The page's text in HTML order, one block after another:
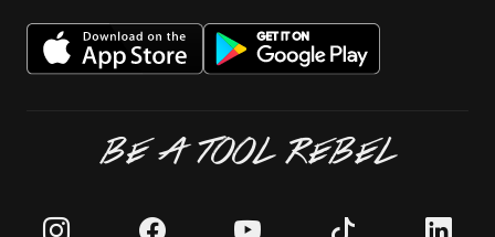
BE A TOOL REBEL